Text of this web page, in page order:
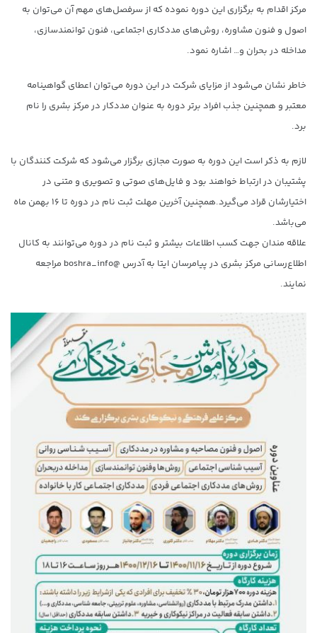
مرکز اقدام به برگزاری این دوره نموده که از سرفصل‌های مهم آن می‌توان به
اصول و فنون مشاوره، روش‌های مددکاری اجتماعی، فنون توانمندسازی،
مداخله در بحران و… اشاره نمود.
خاطر نشان می‌شود از مزایای شرکت در این دوره می‌توان اعطای گواهینامه
معتبر و همچنین جذب افراد برتر دوره به عنوان مددکار در مرکز بشری را نام
برد.
لازم به ذکر است این دوره به صورت مجازی برگزار می‌شود که شرکت کنندگان با
پشتیبان در ارتباط خواهند بود و فایل‌های صوتی و تصویری و متنی در
اختیارشان قراد می‌گیرد.همچنین آخرین مهلت ثبت نام در دوره تا ۱۶ بهمن ماه
می‌باشد.
علاقه مندان جهت کسب اطلاعات بیشتر و ثبت نام در دوره می‌توانند به کانال
اطلاع‌رسانی مرکز بشری در پیامرسان ایتا به آدرس @boshra_info مراجعه
نمایند.